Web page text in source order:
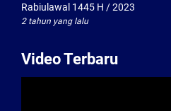
Rabiulawal 1445 H / 2023
2 tahun yang lalu
Video Terbaru